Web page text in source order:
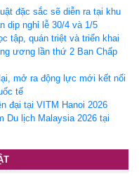
đặc sắc sẽ diễn ra tại khu
dịp nghỉ lễ 30/4 và 1/5
tập, quán triệt và triển khai
ương lần thứ 2 Ban Chấp
mở ra động lực mới kết nối
tế
đại tại VITM Hanoi 2026
Du lịch Malaysia 2026 tại